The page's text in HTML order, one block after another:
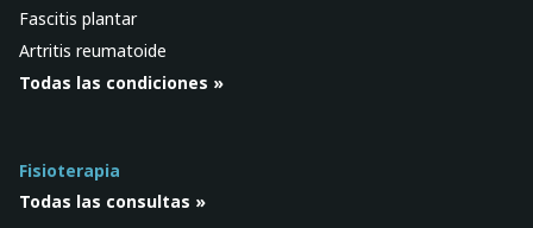
Fascitis plantar
Artritis reumatoide
Todas las condiciones »
Fisioterapia
Todas las consultas »